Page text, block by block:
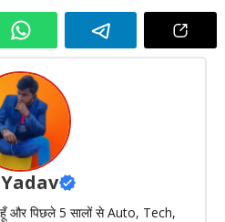
और पिछले 5 सालों से Auto, Tech,